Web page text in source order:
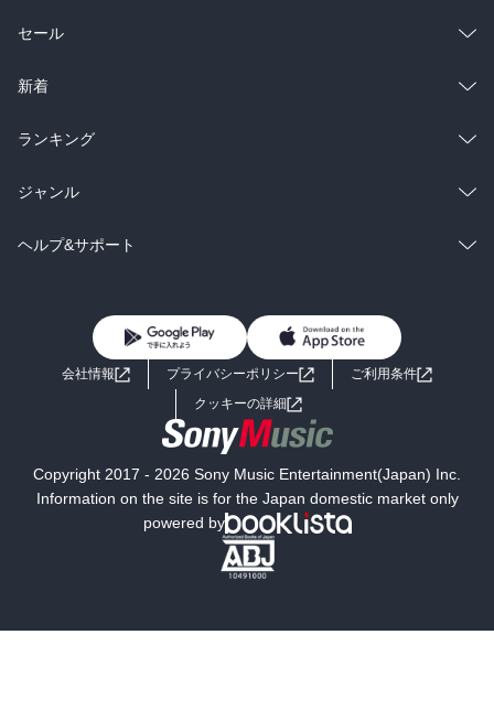
総合
ラノベ
雑誌・グラビア
BL・TL
セール
総合
ラノベ
雑誌・グラビア
BL・TL
新着
総合
ラノベ
雑誌・グラビア
ランキング
総合
ラノベ
ジャンル
コミック
ライトノベル 男子向けラノベ
小説
海外小説
ミステリー SF
文学
ヘルプ&サポート
よくあるご質問 お問い合わせ
会社情報 プライバシーポリシー
ご利用条件
クッキーの詳細
Copyright 2017 - 2026 Sony Music Entertainment(Japan) Inc.
Information on the site is for the Japan domestic market only
powered by